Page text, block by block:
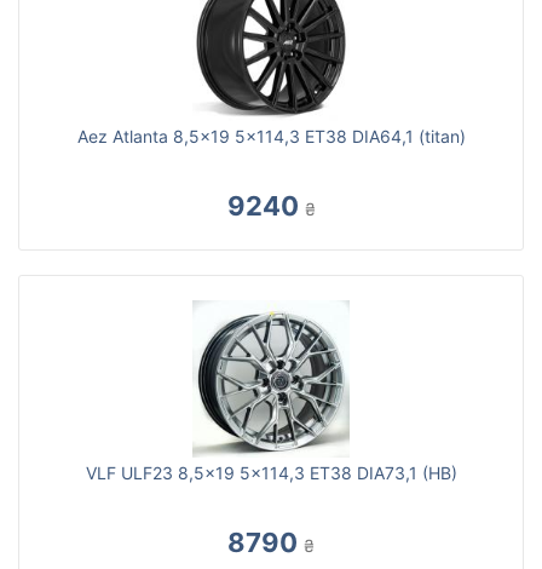
Aez Atlanta 8,5x19 5x114,3 ET38 DIA64,1 (titan)
9240 ₴
VLF ULF23 8,5x19 5x114,3 ET38 DIA73,1 (HB)
8790 ₴